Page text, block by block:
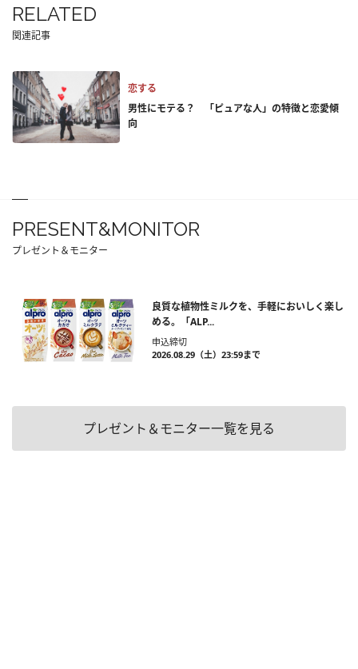
RELATED
関連記事
恋する
男性にモテる？ 「ピュアな人」の特徴と恋愛傾
向
PRESENT&MONITOR
プレゼント＆モニター
良質な植物性ミルクを、手軽においしく楽し
める。「ALP...
申込締切
2026.08.29（土）23:59まで
プレゼント＆モニター一覧を見る